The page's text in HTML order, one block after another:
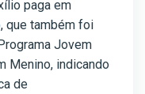
paga em
que também foi
Jovem
Menino, indicando
de